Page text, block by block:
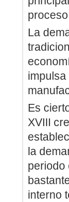
La
Es
XVIII
la
periodo
interno